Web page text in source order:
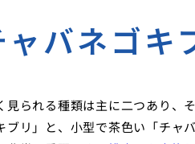
バネゴキ
られる種類は主に二つあり、
リ」と、小型で茶色い「チャ